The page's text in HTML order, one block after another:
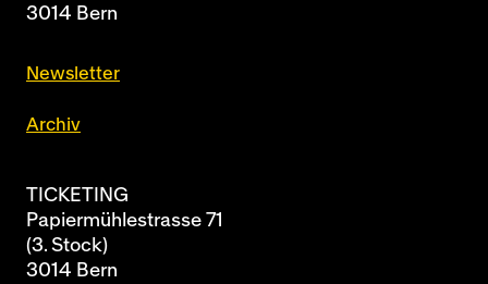
3014 Bern
Newsletter
Archiv
TICKETING
Papiermühlestrasse 71
(3. Stock)
3014 Bern